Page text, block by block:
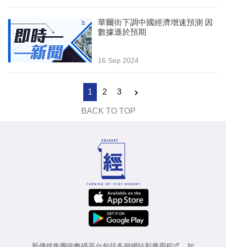
華爾街下調中國經濟增速預測 因
數據遜於預期
16 Sep 2024
1 2 3
BACK TO TOP